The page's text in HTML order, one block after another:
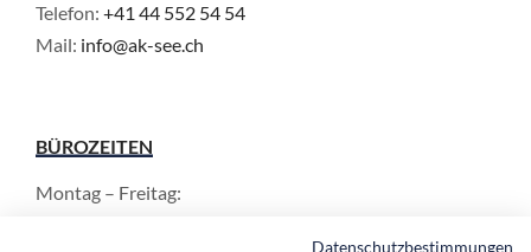
Telefon: +41 44 552 54 54
Mail: info@ak-see.ch
BÜROZEITEN
Montag – Freitag:
Datenschutzbestimmungen